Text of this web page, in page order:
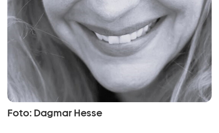
Foto: Dagmar Hesse